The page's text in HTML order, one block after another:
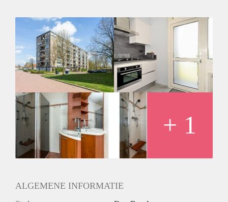
Huurtoeslag
Niet mogelijk
Inkomen eis
2,9 X Maandhuur Bruto
Huurtermijn
Onbepaalde termijn
Oplevering
Kaal
+ 1
ALGEMENE INFORMATIE